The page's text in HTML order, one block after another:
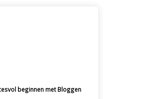
beginnen met Bloggen